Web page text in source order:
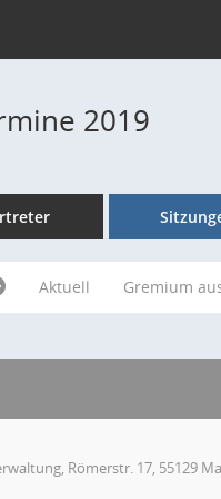
2019
Aktuell Gremium
Römerstr. 17, 55129